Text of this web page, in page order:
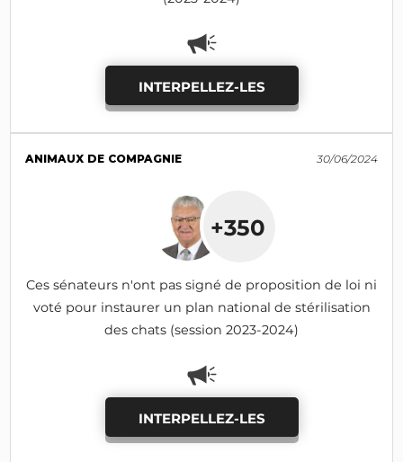
INTERPELLEZ-LES
ANIMAUX DE COMPAGNIE 30/06/2024
+350
Ces sénateurs n'ont pas signé de proposition de loi ni
voté pour instaurer un plan national de stérilisation
des chats (session 2023-2024)
INTERPELLEZ-LES